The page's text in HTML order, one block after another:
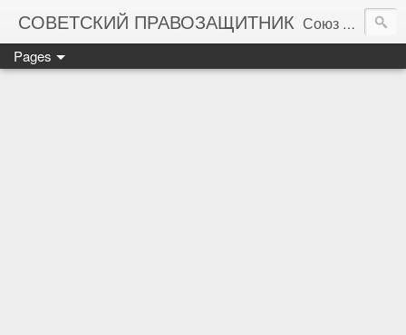
СОВЕТСКИЙ ПРАВОЗАЩИТНИК Союз правозащитников СССР. Правовая помощь гражданам Советского Союза
Pages